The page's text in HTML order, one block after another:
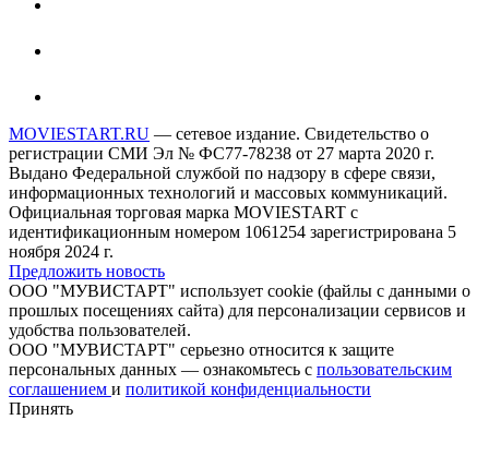
MOVIESTART.RU — сетевое издание. Свидетельство о
регистрации СМИ Эл № ФС77-78238 от 27 марта 2020 г.
Выдано Федеральной службой по надзору в сфере связи,
информационных технологий и массовых коммуникаций.
Официальная торговая марка MOVIESTART с
идентификационным номером 1061254 зарегистрирована 5
ноября 2024 г.
Предложить новость
ООО "МУВИСТАРТ" использует cookie (файлы с данными о
прошлых посещениях сайта) для персонализации сервисов и
удобства пользователей.
ООО "МУВИСТАРТ" серьезно относится к защите
персональных данных — ознакомьтесь с пользовательским
соглашением и политикой конфиденциальности
Принять